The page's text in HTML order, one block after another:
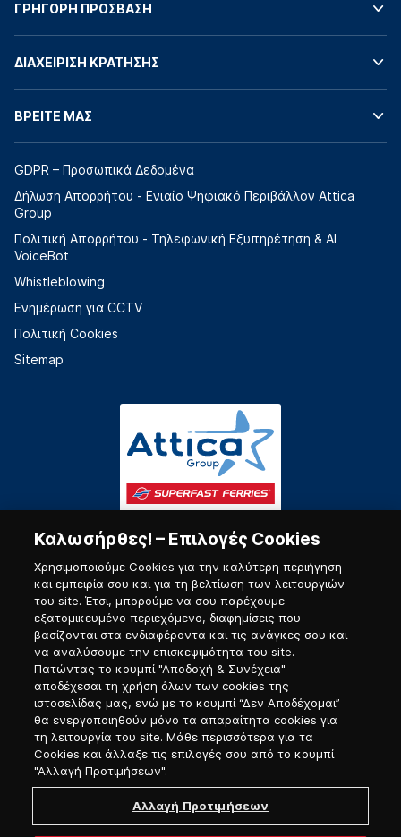
ΓΡΗΓΟΡΗ ΠΡΟΣΒΑΣΗ
ΔΙΑΧΕΙΡΙΣΗ ΚΡΑΤΗΣΗΣ
ΒΡΕΙΤΕ ΜΑΣ
GDPR – Προσωπικά Δεδομένα
Δήλωση Απορρήτου - Ενιαίο Ψηφιακό Περιβάλλον Attica
Group
Πολιτική Απορρήτου - Τηλεφωνική Εξυπηρέτηση & AI
VoiceBot
Whistleblowing
Ενημέρωση για CCTV
Πολιτική Cookies
Sitemap
Πύλη Ναυτικού
Καλωσήρθες! – Επιλογές Cookies
Χρησιμοποιούμε Cookies για την καλύτερη περιήγηση
και εμπειρία σου και για τη βελτίωση των λειτουργιών
του site. Έτσι, μπορούμε να σου παρέχουμε
εξατομικευμένο περιεχόμενο, διαφημίσεις που
βασίζονται στα ενδιαφέροντα και τις ανάγκες σου και
να αναλύσουμε την επισκεψιμότητα του site.
Πατώντας το κουμπί "Αποδοχή & Συνέχεια"
αποδέχεσαι τη χρήση όλων των cookies της
ιστοσελίδας μας, ενώ με το κουμπί “Δεν Αποδέχομαι”
θα ενεργοποιηθούν μόνο τα απαραίτητα cookies για
τη λειτουργία του site. Μάθε περισσότερα για τα
Cookies και άλλαξε τις επιλογές σου από το κουμπί
"Αλλαγή Προτιμήσεων".
Αλλαγή Προτιμήσεων